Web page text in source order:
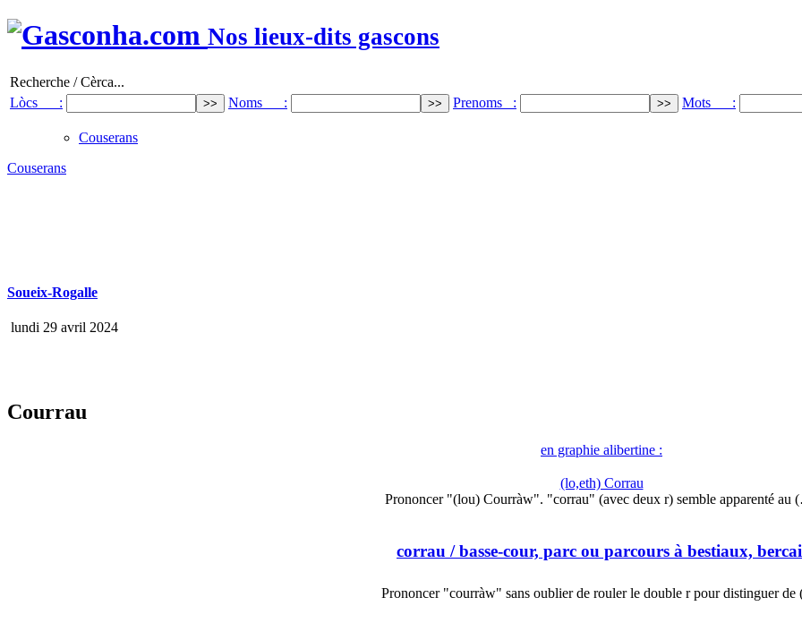
Nos lieux-dits gascons
Recherche / Cèrca...
Lòcs :
Noms : Prenoms : Mots :
Couserans
Couserans
Soueix-Rogalle
lundi 29 avril 2024
Courrau
en graphie alibertine :
(lo,eth) Corrau
Prononcer "(lou) Courràw". "corrau" (avec deux r) semble apparenté au
corrau / basse-cour, parc ou parcours à bestiaux,
Prononcer "courràw" sans oublier de rouler le double r pour distinguer